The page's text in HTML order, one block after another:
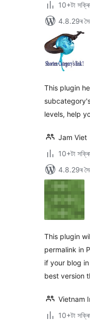
10+টা
4.8.29ৰ
This plugin
levels, help
Jam Viet
10+টা
4.8.29ৰ
This plugin
permalink in
if your blog
best version
Vietnam
10+টা